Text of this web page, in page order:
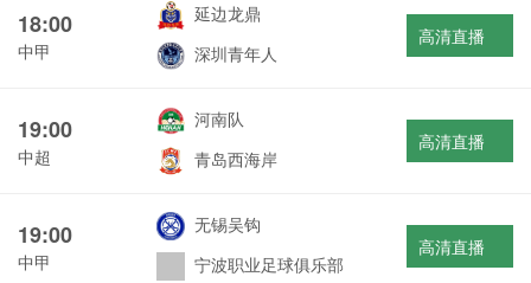
18:00
中甲
延边龙鼎
深圳青年人
高清直播
19:00
中超
河南队
青岛西海岸
高清直播
19:00
中甲
无锡吴钩
宁波职业足球俱乐部
高清直播